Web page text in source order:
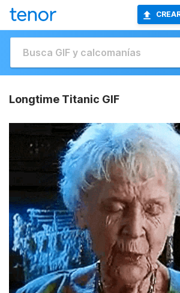
Longtime Titanic GIF